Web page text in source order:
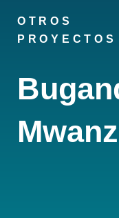
OTROS
PROYECTOS